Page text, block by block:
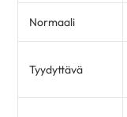
Normaali
Tyydyttävä